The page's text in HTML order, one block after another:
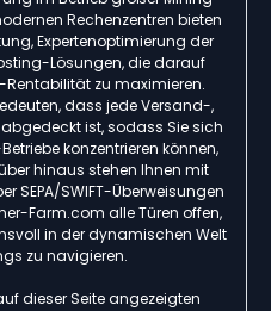
Rechenzentren bieten
Expertenoptimierung der
Lösungen, die darauf
zu maximieren.
dass jede Versand-,
ist, sodass Sie sich
konzentrieren können,
hinaus stehen Ihnen mit
SEPA/SWIFT-Überweisungen
Farm.com alle Türen offen,
in der dynamischen Welt
zu navigieren.
dieser Seite angezeigten